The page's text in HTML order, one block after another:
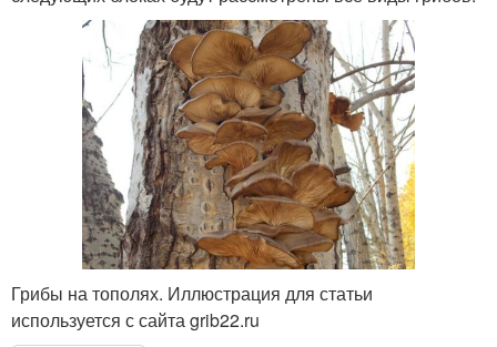
Грибы на тополях. Иллюстрация для статьи
используется с сайта grib22.ru